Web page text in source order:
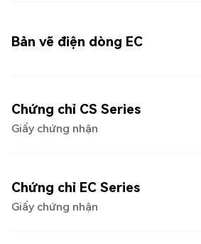
Bản vẽ điện dòng EC
Chứng chỉ CS Series
Giấy chứng nhận
Chứng chỉ EC Series
Giấy chứng nhận